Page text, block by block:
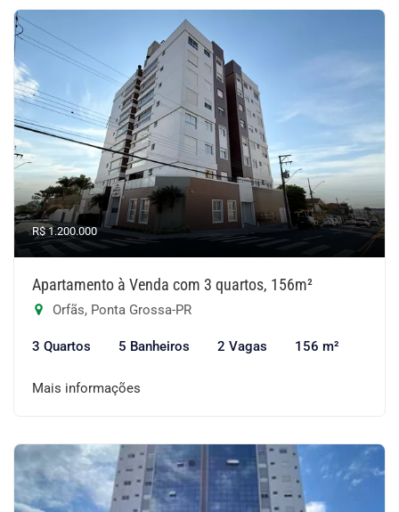
R$ 1.200.000
Apartamento à Venda com 3 quartos, 156m²
Orfãs, Ponta Grossa-PR
3 Quartos 5 Banheiros 2 Vagas 156 m²
Mais informações